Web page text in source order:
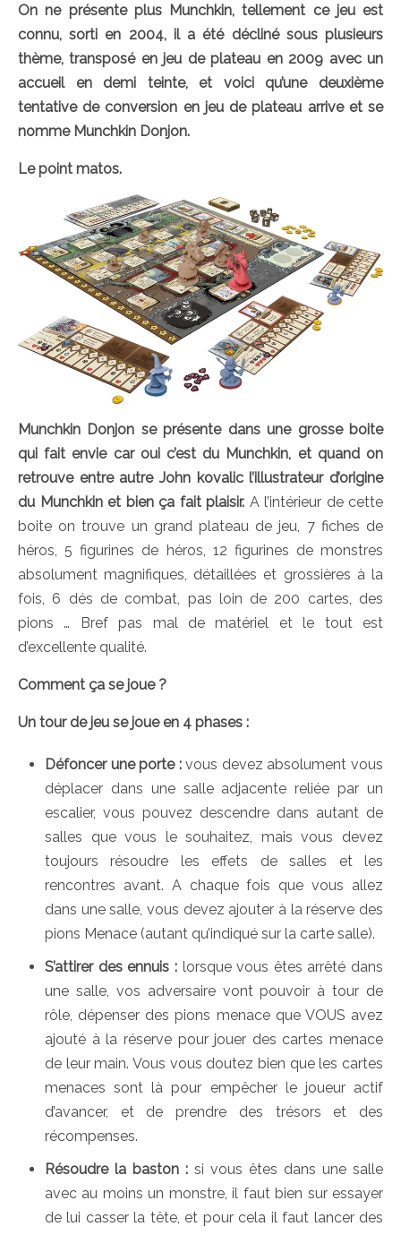
On ne présente plus Munchkin, tellement ce jeu est
connu, sorti en 2004, il a été décliné sous plusieurs
thème, transposé en jeu de plateau en 2009 avec un
accueil en demi teinte, et voici qu’une deuxième
tentative de conversion en jeu de plateau arrive et se
nomme Munchkin Donjon.
Le point matos.
Munchkin Donjon se présente dans une grosse boite
qui fait envie car oui c’est du Munchkin, et quand on
retrouve entre autre John kovalic l’illustrateur d’origine
du Munchkin et bien ça fait plaisir. A l’intérieur de cette
boite on trouve un grand plateau de jeu, 7 fiches de
héros, 5 figurines de héros, 12 figurines de monstres
absolument magnifiques, détaillées et grossières à la
fois, 6 dés de combat, pas loin de 200 cartes, des
pions … Bref pas mal de matériel et le tout est
d’excellente qualité.
Comment ça se joue ?
Un tour de jeu se joue en 4 phases :
Défoncer une porte :vous devez absolument vous
déplacer dans une salle adjacente reliée par un
escalier, vous pouvez descendre dans autant de
salles que vous le souhaitez, mais vous devez
toujours résoudre les effets de salles et les
rencontres avant. A chaque fois que vous allez
dans une salle, vous devez ajouter à la réserve des
pions Menace (autant qu’indiqué sur la carte salle).
S’attirer des ennuis :lorsque vous êtes arrêté dans
une salle, vos adversaire vont pouvoir à tour de
rôle, dépenser des pions menace que VOUS avez
ajouté à la réserve pour jouer des cartes menace
de leur main. Vous vous doutez bien que les cartes
menaces sont là pour empêcher le joueur actif
d’avancer, et de prendre des trésors et des
récompenses.
Résoudre la baston : si vous êtes dans une salle
avec au moins un monstre, il faut bien sur essayer
de lui casser la tête, et pour cela il faut lancer des